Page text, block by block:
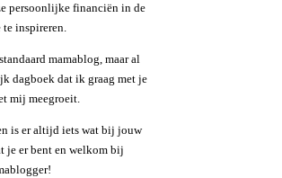
persoonlijke financiën in de
te inspireren.
mamablog, maar al
dagboek dat ik graag met je
mij meegroeit.
is er altijd iets wat bij jouw
je er bent en welkom bij